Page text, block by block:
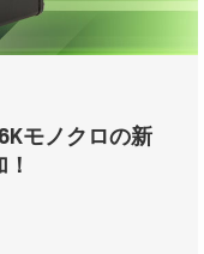
モノクロの新